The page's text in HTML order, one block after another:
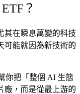
？
其在瞬息萬變的科技
可能就因為新技術的
你把「整個 AI 生態
廠，而是從最上游的